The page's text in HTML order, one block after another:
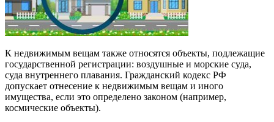
К недвижимым вещам также относятся объекты, подлежащие
государственной регистрации: воздушные и морские суда,
суда внутреннего плавания. Гражданский кодекс РФ
допускает отнесение к недвижимым вещам и иного
имущества, если это определено законом (например,
космические объекты).